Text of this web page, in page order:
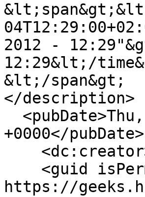
2012 -
12:29&lt;/
&lt;/span&gt;
</description>
+0000</pubDate>
https://